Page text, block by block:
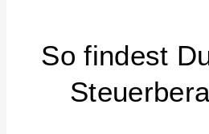
So findest